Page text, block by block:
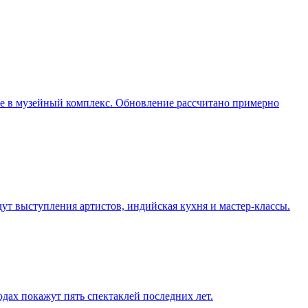
музейный комплекс. Обновление рассчитано примерно
выступления артистов, индийская кухня и мастер-классы.
покажут пять спектаклей последних лет.